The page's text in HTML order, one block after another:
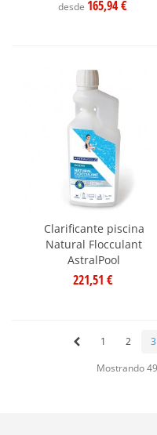
desde 165,94 €
Clarificante piscina
Natural Flocculant
AstralPool
221,51 €
1 2 3
Mostrando